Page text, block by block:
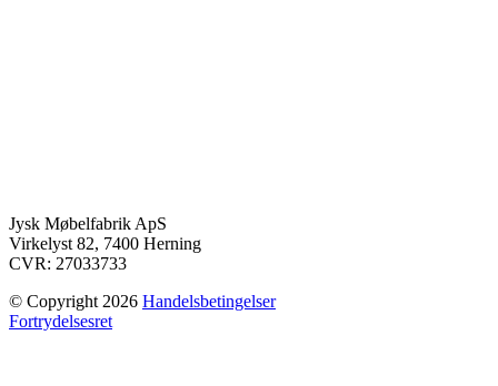
Jysk Møbelfabrik ApS
Virkelyst 82, 7400 Herning
CVR: 27033733
© Copyright 2026 Handelsbetingelser
Fortrydelsesret